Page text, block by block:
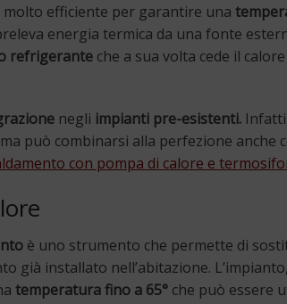
efficiente per garantire una
energia termica da una fonte
refrigerante che a sua volta cede il
negli impianti pre-esistenti.
può combinarsi alla perfezione anche
con pompa di calore e
è uno strumento che permette di
già installato nell’abitazione.
temperatura fino a 65° che può essere